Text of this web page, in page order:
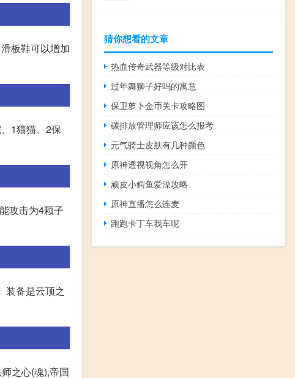
板鞋可以增加
1猫猫、2保
攻击为4颗子
装备是云顶之
之心(魂),帝国
猜你想看的文章
热血传奇武器等级对比表
过年舞狮子好吗的寓意
保卫萝卜金币关卡攻略图
碳排放管理师应该怎么报考
元气骑士皮肤有几种颜色
原神透视视角怎么开
顽皮小鳄鱼爱澡攻略
原神直播怎么连麦
跑跑卡丁车我车呢